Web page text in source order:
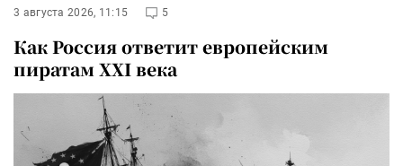
3 августа 2026, 11:15 5
Как Россия ответит европейским
пиратам XXI века